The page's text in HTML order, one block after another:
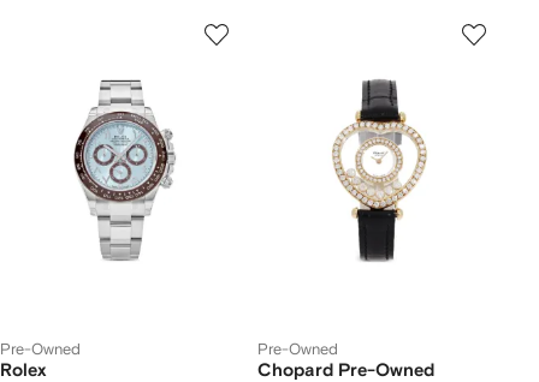
Pre-Owned
Rolex
Pre-Owned
Chopard Pre-Owned